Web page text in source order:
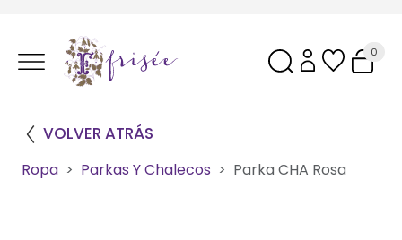
0
VOLVER ATRÁS
Ropa Parkas Y Chalecos Parka CHA Rosa